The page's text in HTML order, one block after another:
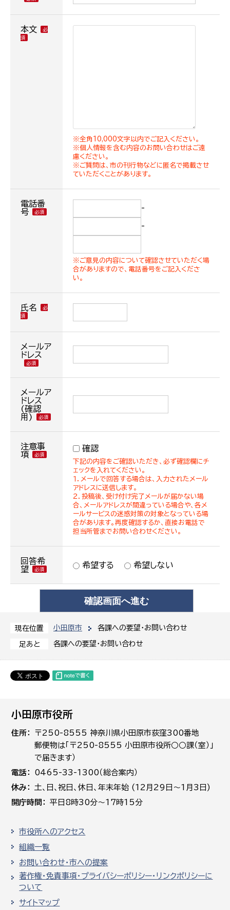
現在位置 小田原市 各課への要望・お問い合わせ
足あと 各課への要望・お問い合わせ
本文
※全角10,000文字以内でご記入ください。
※個人情報を含む内容のお問い合わせはご遠
慮ください。
※ご質問は、市の刊行物などに匿名で掲載させ
ていただくことがあります。
電話番
号
-
-
※ご意見の内容について確認させていただく場
合がありますので、電話番号をご記入くださ
い。
氏名
メールア
ドレス
メールア
ドレス
(確認
用)
注意事
項
確認
下記の内容をご確認いただき、必ず確認欄にチ
ェックを入れてください。
１．メールで回答する場合は、入力されたメール
アドレスに送信します。
２．投稿後、受け付け完了メールが届かない場
合、メールアドレスが間違っている場合や、各メ
ールサービスの迷惑対策の対象となっている場
合があります。再度確認するか、直接お電話で
担当所管までお問い合わせください。
回答希
望
希望する 希望しない
小田原市役所
住所
〒250-8555 神奈川県小田原市荻窪300番地
郵便物は「〒250-8555 小田原市役所○○課（室）」
で届きます）
電話
0465-33-1300（総合案内）
休み
土､日､祝日、休日、年末年始 (12月29日～1月3日)
開庁時間
平日8時30分～17時15分
市役所へのアクセス
組織一覧
お問い合わせ・市への提案
著作権・免責事項・プライバシーポリシー・リンクポリシーに
ついて
サイトマップ